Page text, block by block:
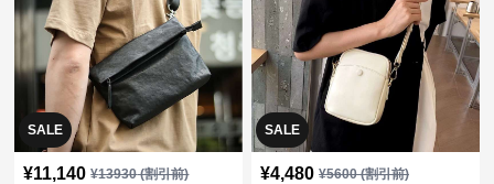
SALE
¥11,140 ¥13930(割引前)
SALE
¥4,480 ¥5600(割引前)